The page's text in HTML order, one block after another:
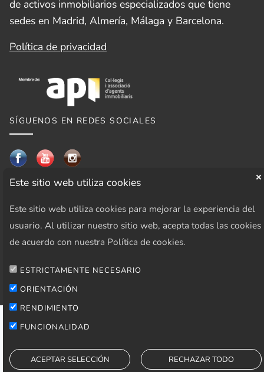
de activos inmobiliarios especializados que tiene
sedes en Madrid, Almería, Málaga y Barcelona.
Política de privacidad
SÍGUENOS EN REDES SOCIALES
AREA PRIVADA
Este sitio web utiliza cookies
Este sitio web utiliza cookies para mejorar la experiencia del
usuario. Al utilizar nuestro sitio web, acepta todas las cookies
de acuerdo con nuestra Política de cookies.
ESTRICTAMENTE NECESARIO
ORIENTACIÓN
RENDIMIENTO
FUNCIONALIDAD
ACEPTAR SELECCIÓN RECHAZAR TODO